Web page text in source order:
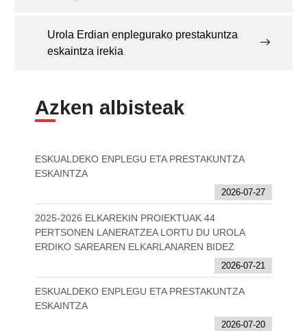
Urola Erdian enplegurako prestakuntza
eskaintza irekia
Azken albisteak
ESKUALDEKO ENPLEGU ETA PRESTAKUNTZA
ESKAINTZA
2026-07-27
2025-2026 ELKAREKIN PROIEKTUAK 44
PERTSONEN LANERATZEA LORTU DU UROLA
ERDIKO SAREAREN ELKARLANAREN BIDEZ
2026-07-21
ESKUALDEKO ENPLEGU ETA PRESTAKUNTZA
ESKAINTZA
2026-07-20